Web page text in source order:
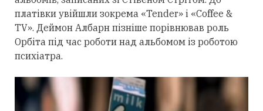
платівки увійшли зокрема «Tender» і «Coffee &
TV». Деймон Албарн пізніше порівнював роль
Орбіта під час роботи над альбомом із роботою
психіатра.